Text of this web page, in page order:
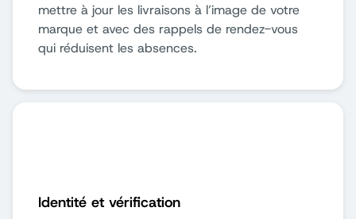
mettre à jour les livraisons à l’image de votre
marque et avec des rappels de rendez-vous
qui réduisent les absences.
Identité et vérification